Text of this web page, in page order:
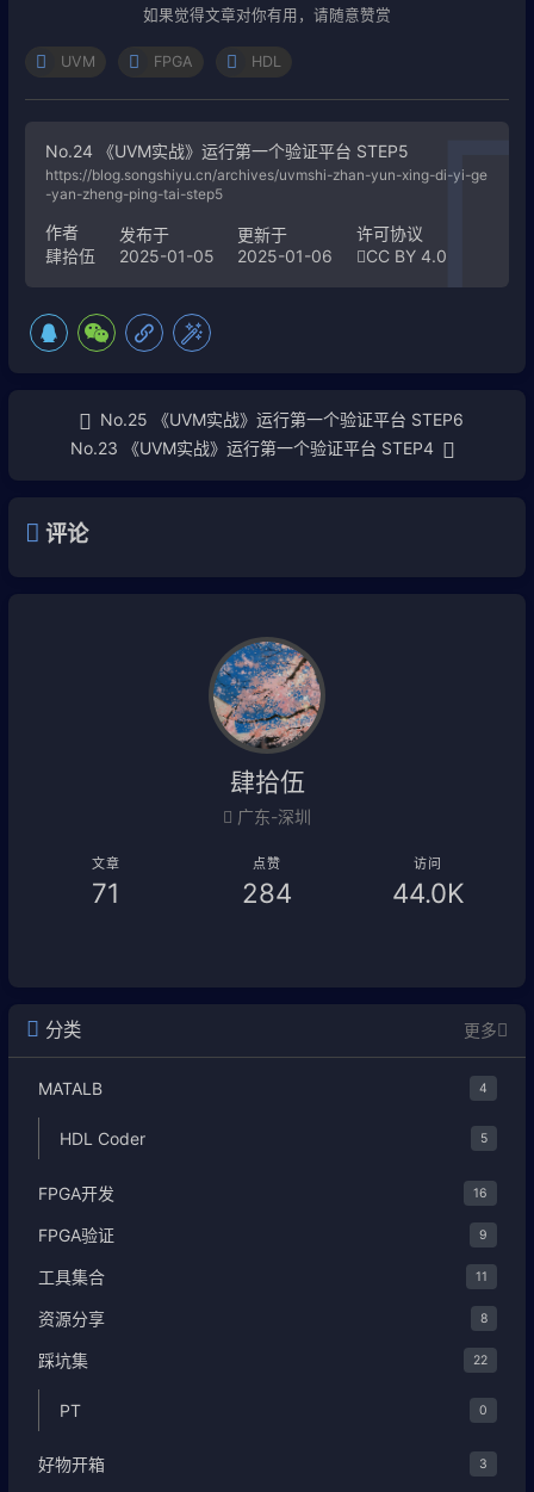
如果觉得文章对你有用，请随意赞赏
UVM FPGA HDL
No.24 《UVM实战》运行第一个验证平台 STEP5
https://blog.songshiyu.cn/archives/uvmshi-zhan-yun-xing-di-yi-ge
-yan-zheng-ping-tai-step5
作者
肆拾伍
发布于
2025-01-05
更新于
2025-01-06
许可协议
CC BY 4.0
No.25 《UVM实战》运行第一个验证平台 STEP6
No.23 《UVM实战》运行第一个验证平台 STEP4
评论
肆拾伍
广东-深圳
文章
71
点赞
284
访问
44.0K
分类 更多
MATALB 4
HDL Coder 5
FPGA开发 16
FPGA验证 9
工具集合 11
资源分享 8
踩坑集 22
PT 0
好物开箱 3